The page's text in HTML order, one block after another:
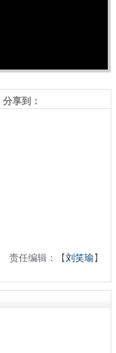
分享到：
责任编辑：【刘笑瑜 】